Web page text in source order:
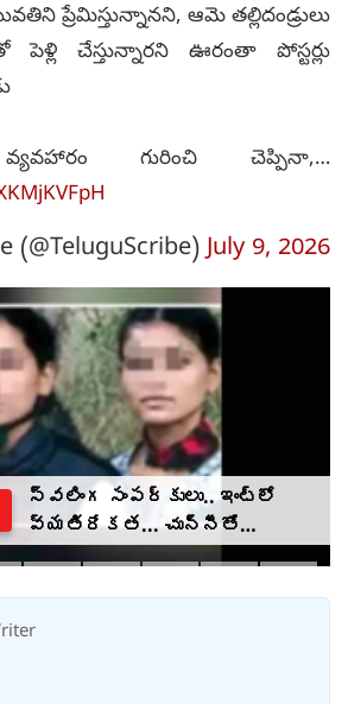
ప్రేమిస్తున్నానని, ఆమె తల్లిదండ్రులు
పెళ్లి చేస్తున్నారని ఊరంతా పోస్టర్లు
గురించి చెప్పినా,…
(@TeluguScribe)July 9, 2026
స్వలింగ సంపర్కులు.. ఇంట్లో
వ్యతిరేకత... చున్నీతో
ఉరేసుకుని ఆత్మహత్య